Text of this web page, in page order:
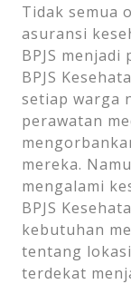
Tidak semua
asuransi
BPJS
BPJS
setiap warga
perawatan
mereka.
mengalami
BPJS
kebutuhan
tentang lokasi
terdekat